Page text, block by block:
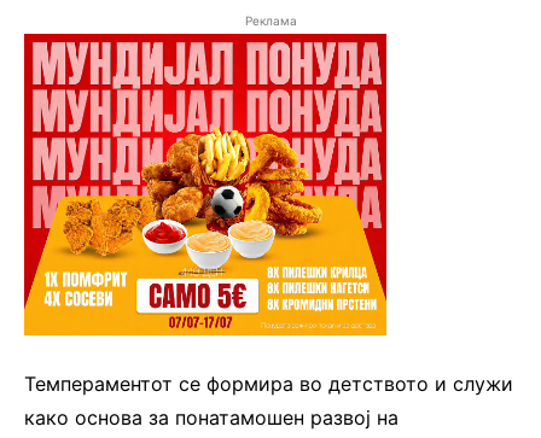
Реклама
Темпераментот се формира во детството и служи
како основа за понатамошен развој на